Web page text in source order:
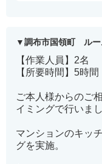
調布市国領町 ルー
【作業人員】2名
【所要時間】5時間
ご本人様からのご
イミングで行いまし
マンションのキッ
グを実施。